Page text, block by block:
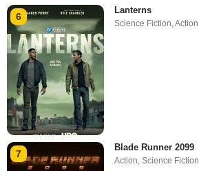
6
Lanterns
Science Fiction,Action
7
Blade Runner 2099
Action ,Science Fiction